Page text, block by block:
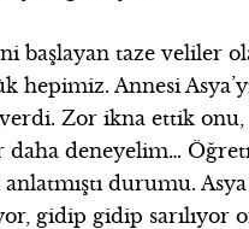
başlayan taze veliler
hepimiz. Annesi
Zor ikna ettik onu,
daha deneyelim…
durumu.
gidip gidip sarılıyor